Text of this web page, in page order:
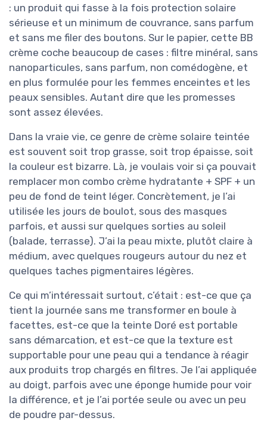
: un produit qui fasse à la fois protection solaire
sérieuse et un minimum de couvrance, sans parfum
et sans me filer des boutons. Sur le papier, cette BB
crème coche beaucoup de cases : filtre minéral, sans
nanoparticules, sans parfum, non comédogène, et
en plus formulée pour les femmes enceintes et les
peaux sensibles. Autant dire que les promesses
sont assez élevées.
Dans la vraie vie, ce genre de crème solaire teintée
est souvent soit trop grasse, soit trop épaisse, soit
la couleur est bizarre. Là, je voulais voir si ça pouvait
remplacer mon combo crème hydratante + SPF + un
peu de fond de teint léger. Concrètement, je l’ai
utilisée les jours de boulot, sous des masques
parfois, et aussi sur quelques sorties au soleil
(balade, terrasse). J’ai la peau mixte, plutôt claire à
médium, avec quelques rougeurs autour du nez et
quelques taches pigmentaires légères.
Ce qui m’intéressait surtout, c’était : est-ce que ça
tient la journée sans me transformer en boule à
facettes, est-ce que la teinte Doré est portable
sans démarcation, et est-ce que la texture est
supportable pour une peau qui a tendance à réagir
aux produits trop chargés en filtres. Je l’ai appliquée
au doigt, parfois avec une éponge humide pour voir
la différence, et je l’ai portée seule ou avec un peu
de poudre par-dessus.